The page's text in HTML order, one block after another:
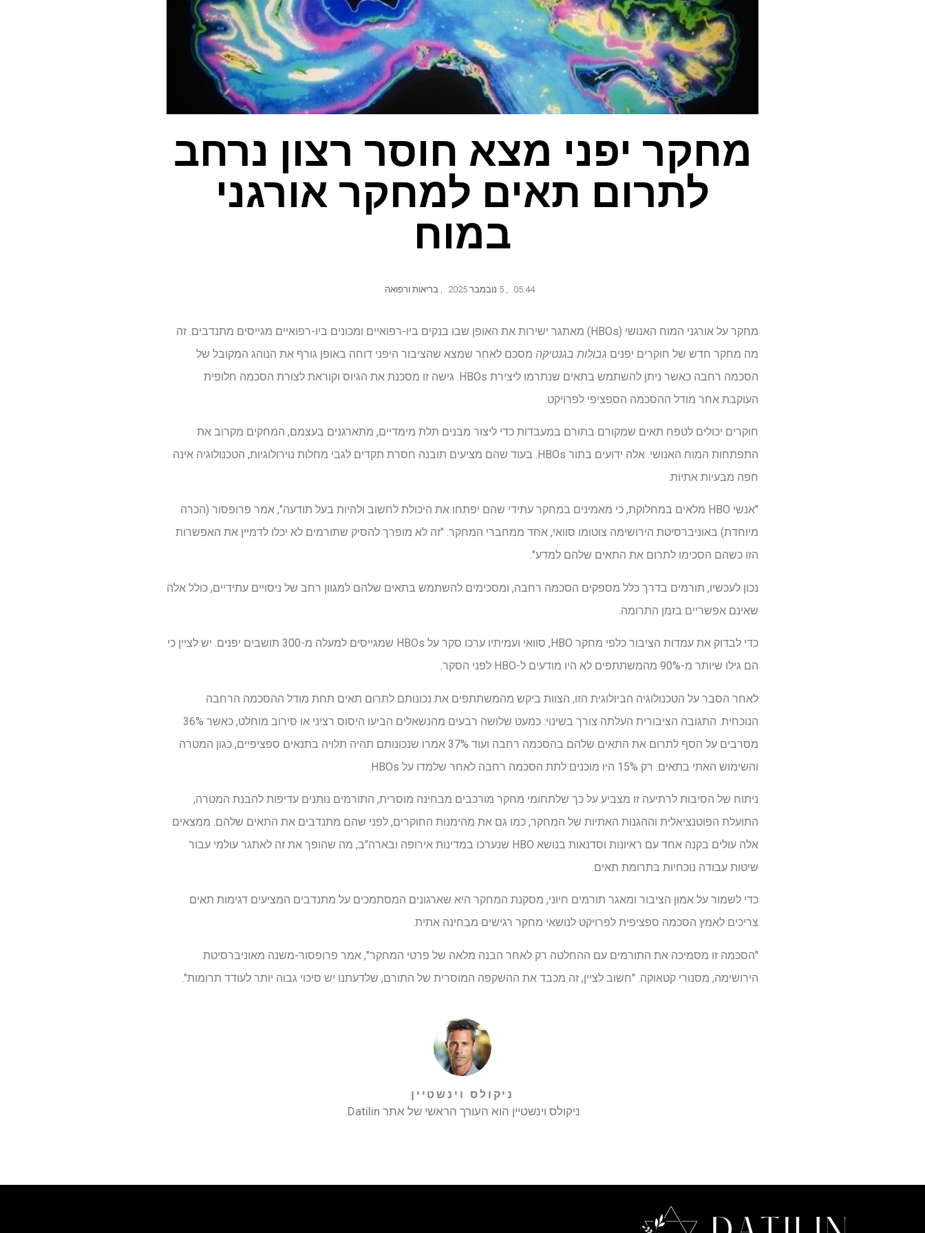
מחקר יפני מצא חוסר רצון נרחב
לתרום תאים למחקר אורגני
במוח
05:44
,
, בריאות ורפואה
מחקר על אורגני המוח האנושי (HBOs) מאתגר ישירות את האופן שבו בנקים ביו-רפואיים ומכונים ביו-רפואיים מגייסים מתנדבים. זה
מה מחקר חדש של חוקרים יפנים גבולות בגנטיקה מסכם לאחר שמצא שהציבור היפני דוחה באופן גורף את הנוהג המקובל של
הסכמה רחבה כאשר ניתן להשתמש בתאים שנתרמו ליצירת HBOs. גישה זו מסכנת את הגיוס וקוראת לצורת הסכמה חלופית
העוקבת אחר מודל ההסכמה הספציפי לפרויקט.
חוקרים יכולים לטפח תאים שמקורם בתורם במעבדות כדי ליצור מבנים תלת מימדיים, מתארגנים בעצמם, המחקים מקרוב את
התפתחות המוח האנושי. אלה ידועים בתור HBOs. בעוד שהם מציעים תובנה חסרת תקדים לגבי מחלות נוירולוגיות, הטכנולוגיה אינה
חפה מבעיות אתיות.
"אנשי HBO מלאים במחלוקת, כי מאמינים במחקר עתידי שהם יפתחו את היכולת לחשוב ולהיות בעל תודעה", אמר פרופסור (הכרה
מיוחדת) באוניברסיטת הירושימה צוטומו סוואי, אחד ממחברי המחקר. "זה לא מופרך להסיק שתורמים לא יכלו לדמיין את האפשרות
הזו כשהם הסכימו לתרום את התאים שלהם למדע".
נכון לעכשיו, תורמים בדרך כלל מספקים הסכמה רחבה, ומסכימים להשתמש בתאים שלהם למגוון רחב של ניסויים עתידיים, כולל אלה
שאינם אפשריים בזמן התרומה.
כדי לבדוק את עמדות הציבור כלפי מחקר HBO, סוואי ועמיתיו ערכו סקר על HBOs שמגייסים למעלה מ-300 תושבים יפנים. יש לציין כי
הם גילו שיותר מ-90% מהמשתתפים לא היו מודעים ל-HBO לפני הסקר.
לאחר הסבר על הטכנולוגיה הביולוגית הזו, הצוות ביקש מהמשתתפים את נכונותם לתרום תאים תחת מודל ההסכמה הרחבה
הנוכחית. התגובה הציבורית העלתה צורך בשינוי: כמעט שלושה רבעים מהנשאלים הביעו היסוס רציני או סירוב מוחלט, כאשר 36%
מסרבים על הסף לתרום את התאים שלהם בהסכמה רחבה ועוד 37% אמרו שנכונותם תהיה תלויה בתנאים ספציפיים, כגון המטרה
והשימוש האתי בתאים. רק 15% היו מוכנים לתת הסכמה רחבה לאחר שלמדו על HBOs.
ניתוח של הסיבות לרתיעה זו מצביע על כך שלתחומי מחקר מורכבים מבחינה מוסרית, התורמים נותנים עדיפות להבנת המטרה,
התועלת הפוטנציאלית וההגנות האתיות של המחקר, כמו גם את מהימנות החוקרים, לפני שהם מתנדבים את התאים שלהם. ממצאים
אלה עולים בקנה אחד עם ראיונות וסדנאות בנושא HBO שנערכו במדינות אירופה ובארה"ב, מה שהופך את זה לאתגר עולמי עבור
שיטות עבודה נוכחיות בתרומת תאים.
כדי לשמור על אמון הציבור ומאגר תורמים חיוני, מסקנת המחקר היא שארגונים המסתמכים על מתנדבים המציעים דגימות תאים
צריכים לאמץ הסכמה ספציפית לפרויקט לנושאי מחקר רגישים מבחינה אתית.
"הסכמה זו מסמיכה את התורמים עם ההחלטה רק לאחר הבנה מלאה של פרטי המחקר", אמר פרופסור-משנה מאוניברסיטת
הירושימה, מסנורי קטאוקה. "חשוב לציין, זה מכבד את ההשקפה המוסרית של התורם, שלדעתנו יש סיכוי גבוה יותר לעודד תרומות".
ניקולס וינשטיין
ניקולס וינשטיין הוא העורך הראשי של אתר Datilin.